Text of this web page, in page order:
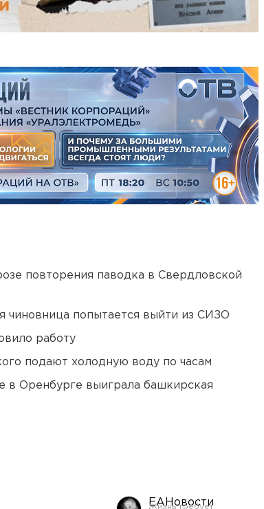
повторения паводка в Свердловской
чиновница попытается выйти из СИЗО
работу
подают холодную воду по часам
в Оренбурге выиграла башкирская
ЕАНовости